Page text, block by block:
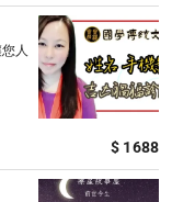
人
$ 1688